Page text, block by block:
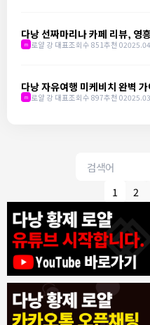
8/4/2026
1 모기한테물림:여기도 문의
다낭 선짜마리나 카페 리뷰, 영
핫플
m 로얄 강 대표 조회수 851추천 0
다낭 자유여행 미케비치 완벽
m 로얄 강 대표 조회수 897추천 0
1 2